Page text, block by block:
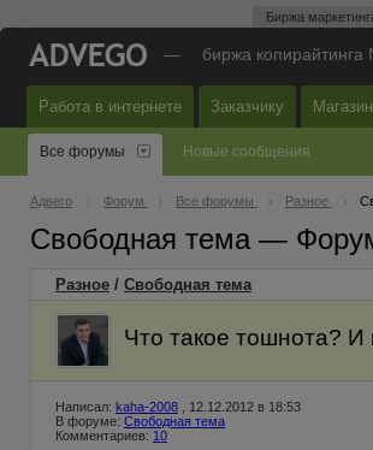
Биржа
— биржа копирайтинга
Работа в интернете Заказчику
Все форумы Новые сообщения
Адвего Форум Все форумы Разное
Свободная тема —
Разное / Свободная тема
Что такое тошнота? И
Написал: kaha-2008 , 12.12.2012 в 18:53
В форуме: Свободная тема
Комментариев: 10